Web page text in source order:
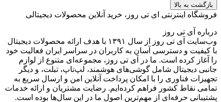
بازگشت به بالا
فروشگاه اینترنتی ای تی روز، خرید آنلاین محصولات دیجیتالی
درباره آی تی روز
وب‌سایت آی تی روز از سال ۱۳۹۱ با هدف ارائه محصولات دیجیتال
با کیفیت و دسترسی آسان به کاربران در سراسر ایران فعالیت خود
را آغاز کرده است. ما در آی تی روز، مجموعه‌ای متنوع از لوازم
جانبی دیجیتال شامل گوشی‌های هوشمند، لپ‌تاپ، تبلت، و دیگر
تجهیزات فناوری را با امکان پرداخت آنلاین امن و ارسال سریع به
تمامی نقاط کشور فراهم کرده‌ایم. رضایت مشتریان و ارائه خدمات
پشتیبانی حرفه‌ای از مهم‌ترین اصول ما در این سال‌ها بوده است.